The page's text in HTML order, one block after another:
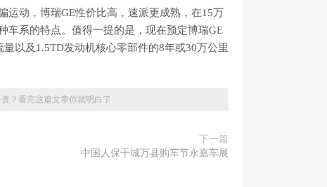
运动，博瑞GE性价比高，速派更成熟，在15万
车系的特点。值得一提的是，现在预定博瑞GE
以及1.5TD发动机核心零部件的8年或30万公里
？看完这篇文章你就明白了
下一篇
中国人保千城万县购车节永嘉车展